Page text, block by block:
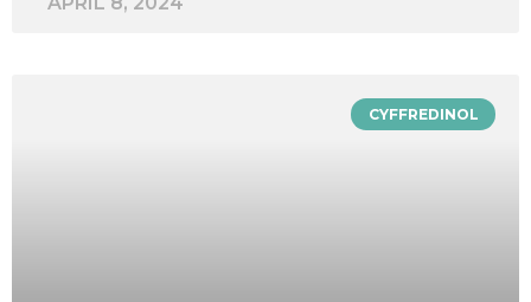
CYFFREDINOL